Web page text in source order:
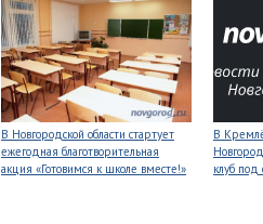
В Новгородской области стартует
ежегодная благотворительная
акция «Готовимся к школе вместе!»
В
клуб